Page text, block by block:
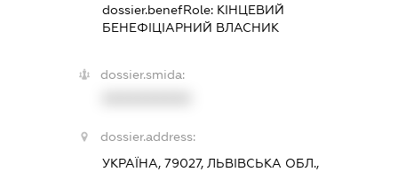
dossier.benefRole: КІНЦЕВИЙ
БЕНЕФІЦІАРНИЙ ВЛАСНИК
dossier.smida:
dossier.address:
УКРАЇНА, 79027, ЛЬВІВСЬКА ОБЛ.,